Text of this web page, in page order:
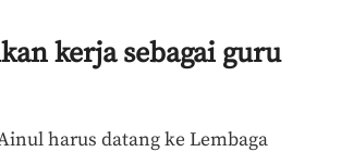
kerja sebagai guru
harus datang ke Lembaga